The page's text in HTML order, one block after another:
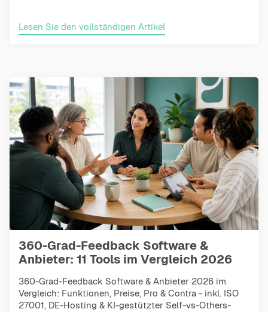
Lesen Sie den vollständigen Artikel
360-Grad-Feedback Software &
Anbieter: 11 Tools im Vergleich 2026
360-Grad-Feedback Software & Anbieter 2026 im
Vergleich: Funktionen, Preise, Pro & Contra - inkl. ISO
27001, DE-Hosting & KI-gestützter Self-vs-Others-